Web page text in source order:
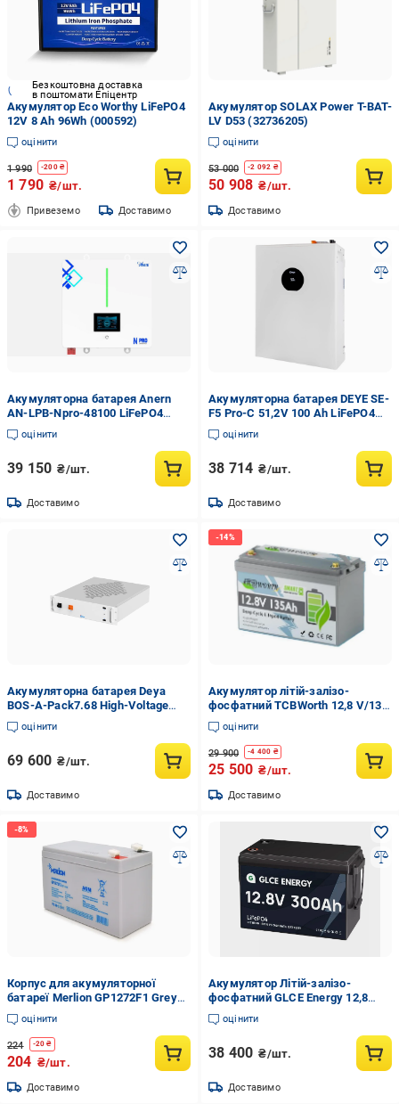
Безкоштовна доставка
в поштомати Епіцентр
Акумулятор Eco Worthy LiFePO4
12V 8 Ah 96Wh (000592)
оцінити
1 990 -200₴
1 790 ₴/шт.
Привеземо Доставимо
Акумулятор SOLAX Power T-BAT-
LV D53 (32736205)
оцінити
53 000 -2 092 ₴
50 908 ₴/шт.
Доставимо
Акумуляторна батарея Anern
AN-LPB-Npro-48100 LiFePO4
(32693598)
оцінити
39 150 ₴/шт.
Доставимо
Акумуляторна батарея DEYE SE-
F5 Pro-C 51,2V 100 Аh LiFePO4
5,12kWh (287527)
оцінити
38 714 ₴/шт.
Доставимо
Акумуляторна батарея Deya
BOS-A-Pack7.68 High-Voltage
LiFePo4 38,4 V 200 Ah 7,68 kWh
(2898438675)
оцінити
69 600 ₴/шт.
Доставимо
Акумулятор літій-залізо-
фосфатний TCBWorth 12,8 V/135
Ah/1728 Wh LiFePO4 (YD12135)
оцінити
29 900 -4 400 ₴
25 500 ₴/шт.
Доставимо
Корпус для акумуляторної
батареї Merlion GP1272F1 Grey
(GP1272F1)
оцінити
224 -20 ₴
204 ₴/шт.
Доставимо
Акумулятор Літій-залізо-
фосфатний GLCE Energy 12,8
V/300 Ah/3840 Wh LiFePO4
оцінити
38 400 ₴/шт.
Доставимо